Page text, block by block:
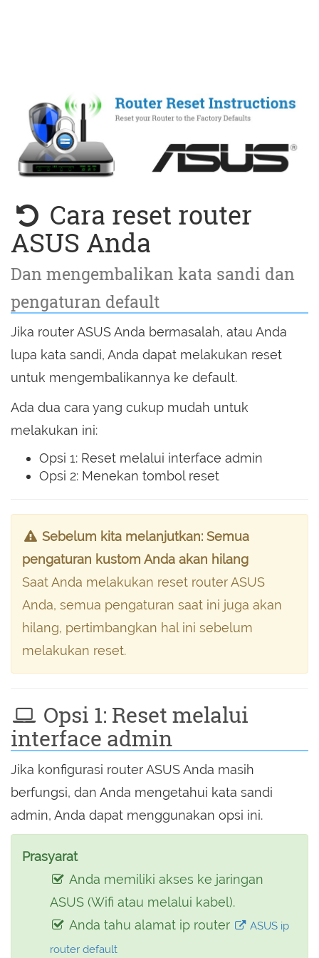
Cara reset router
ASUS Anda
Dan mengembalikan kata sandi dan
pengaturan default
Jika router ASUS Anda bermasalah, atau Anda
lupa kata sandi, Anda dapat melakukan reset
untuk mengembalikannya ke default.
Ada dua cara yang cukup mudah untuk
melakukan ini:
Opsi 1: Reset melalui interface admin
Opsi 2: Menekan tombol reset
Sebelum kita melanjutkan: Semua
pengaturan kustom Anda akan hilang
Saat Anda melakukan reset router ASUS
Anda, semua pengaturan saat ini juga akan
hilang, pertimbangkan hal ini sebelum
melakukan reset.
Opsi 1: Reset melalui
interface admin
Jika konfigurasi router ASUS Anda masih
berfungsi, dan Anda mengetahui kata sandi
admin, Anda dapat menggunakan opsi ini.
Prasyarat
Anda memiliki akses ke jaringan
ASUS (Wifi atau melalui kabel).
Anda tahu alamat ip router
ASUS ip
router default